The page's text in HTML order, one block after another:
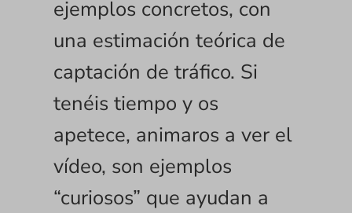
ejemplos concretos, con
una estimación teórica de
captación de tráfico. Si
tenéis tiempo y os
apetece, animaros a ver el
vídeo, son ejemplos
“curiosos” que ayudan a